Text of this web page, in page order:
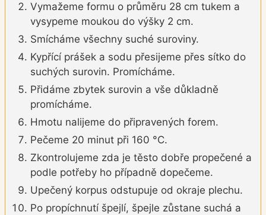
Vymažeme formu o průměru 28 cm tukem a
vysypeme moukou do výšky 2 cm.
Smícháme všechny suché suroviny.
Kypřící prášek a sodu přesijeme přes sítko do
suchých surovin. Promícháme.
Přidáme zbytek surovin a vše důkladně
promícháme.
Hmotu nalijeme do připravených forem.
Pečeme 20 minut při 160 °C.
Zkontrolujeme zda je těsto dobře propečené a
podle potřeby ho případně dopečeme.
Upečený korpus odstupuje od okraje plechu.
Po propíchnutí špejlí, špejle zůstane suchá a